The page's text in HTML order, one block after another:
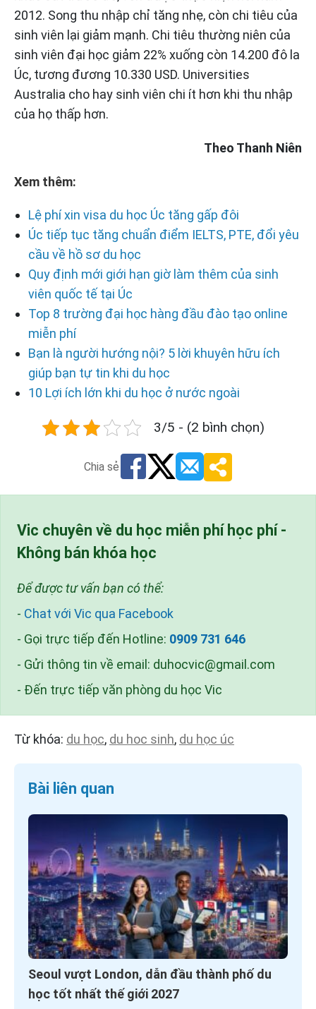
2012. Song thu nhập chỉ tăng nhẹ, còn chi tiêu của
sinh viên lại giảm mạnh. Chi tiêu thường niên của
sinh viên đại học giảm 22% xuống còn 14.200 đô la
Úc, tương đương 10.330 USD. Universities
Australia cho hay sinh viên chi ít hơn khi thu nhập
của họ thấp hơn.
Theo Thanh Niên
Xem thêm:
Lệ phí xin visa du học Úc tăng gấp đôi
Úc tiếp tục tăng chuẩn điểm IELTS, PTE, đổi yêu
cầu về hồ sơ du học
Quy định mới giới hạn giờ làm thêm của sinh
viên quốc tế tại Úc
Top 8 trường đại học hàng đầu đào tạo online
miễn phí
Bạn là người hướng nội? 5 lời khuyên hữu ích
giúp bạn tự tin khi du học
10 Lợi ích lớn khi du học ở nước ngoài
3/5 - (2 bình chọn)
Chia sẻ
Vic chuyên về du học miễn phí học phí -
Không bán khóa học
Để được tư vấn bạn có thể:
- Chat với Vic qua Facebook
- Gọi trực tiếp đến Hotline: 0909 731 646
- Gửi thông tin về email: duhocvic@gmail.com
- Đến trực tiếp văn phòng du học Vic
Từ khóa: du học, du hoc sinh, du học úc
Bài liên quan
Seoul vượt London, dẫn đầu thành phố du
học tốt nhất thế giới 2027